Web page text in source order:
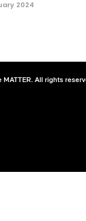
2024
All rights